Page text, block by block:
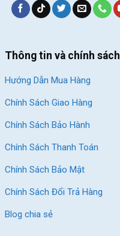
Thông tin và chính sách
Hướng Dẫn Mua Hàng
Chính Sách Giao Hàng
Chính Sách Bảo Hành
Chính Sách Thanh Toán
Chính Sách Bảo Mật
Chính Sách Đổi Trả Hàng
Blog chia sẻ